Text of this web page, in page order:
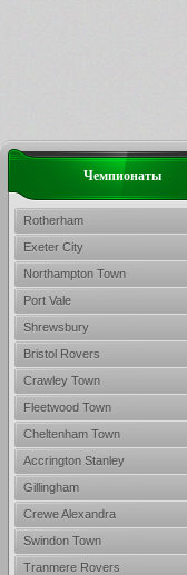
Чемпионаты
Rotherham
Exeter City
Northampton Town
Port Vale
Shrewsbury
Bristol Rovers
Crawley Town
Fleetwood Town
Cheltenham Town
Accrington Stanley
Gillingham
Crewe Alexandra
Swindon Town
Tranmere Rovers